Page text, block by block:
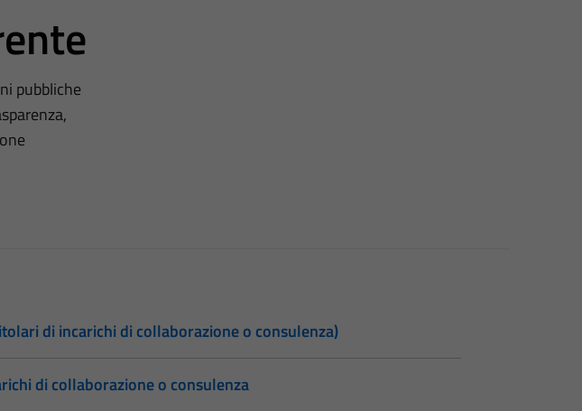
pubbliche
di incarichi di collaborazione o consulenza)
di collaborazione o consulenza